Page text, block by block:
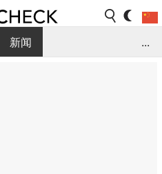
新闻
...